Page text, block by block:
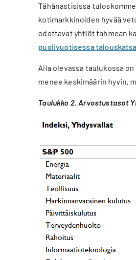
Tähänastisissa
kotimarkkinoiden hyvää
odottavat yhtiöt tahmean
puolivuotisessa
Alla olevassa taulukossa
menee keskimäärin hyvin,
Taulukko 2. Arvostustasot